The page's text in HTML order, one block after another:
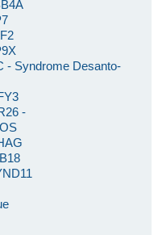
- Syndrome Desanto-
-